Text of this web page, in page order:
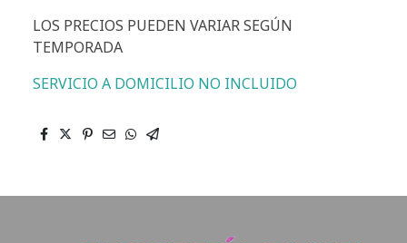
LOS PRECIOS PUEDEN VARIAR SEGÚN
TEMPORADA
SERVICIO A DOMICILIO NO INCLUIDO